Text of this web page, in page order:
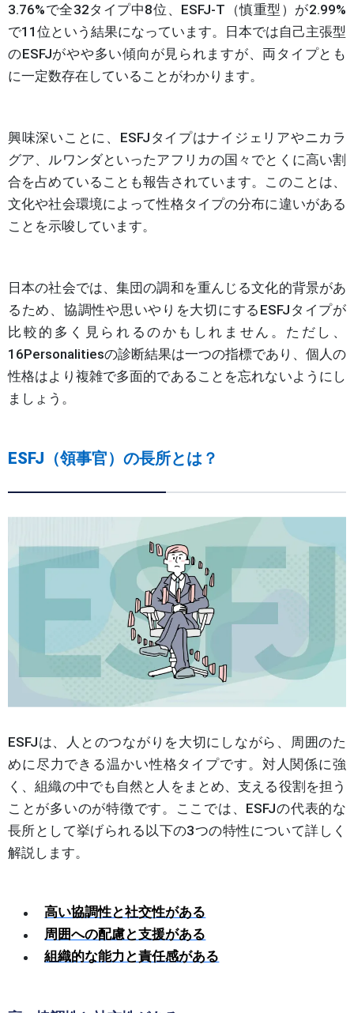
3.76%で全32タイプ中8位、ESFJ-T（慎重型）が2.99%
で11位という結果になっています。日本では自己主張型
のESFJがやや多い傾向が見られますが、両タイプとも
に一定数存在していることがわかります。
興味深いことに、ESFJタイプはナイジェリアやニカラ
グア、ルワンダといったアフリカの国々でとくに高い割
合を占めていることも報告されています。このことは、
文化や社会環境によって性格タイプの分布に違いがある
ことを示唆しています。
日本の社会では、集団の調和を重んじる文化的背景があ
るため、協調性や思いやりを大切にするESFJタイプが
比較的多く見られるのかもしれません。ただし、
16Personalitiesの診断結果は一つの指標であり、個人の
性格はより複雑で多面的であることを忘れないようにし
ましょう。
ESFJ（領事官）の長所とは？
ESFJは、人とのつながりを大切にしながら、周囲のた
めに尽力できる温かい性格タイプです。対人関係に強
く、組織の中でも自然と人をまとめ、支える役割を担う
ことが多いのが特徴です。ここでは、ESFJの代表的な
長所として挙げられる以下の3つの特性について詳しく
解説します。
高い協調性と社交性がある
周囲への配慮と支援がある
組織的な能力と責任感がある